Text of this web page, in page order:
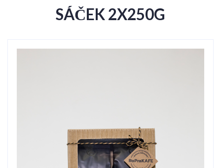
SÁČEK 2X250G